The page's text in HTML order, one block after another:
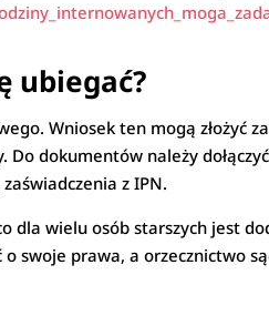
ubiegać?
Wniosek ten mogą złożyć
Do dokumentów należy
z IPN.
dla wielu osób starszych jest
swoje prawa, a orzecznictwo